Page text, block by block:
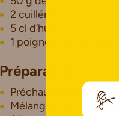
2 cuillérées à soupe
5 cl d’huile
1 poignée de noix pour
Préparation
Préchauffez le four th 5.
Mélangez les œufs, le